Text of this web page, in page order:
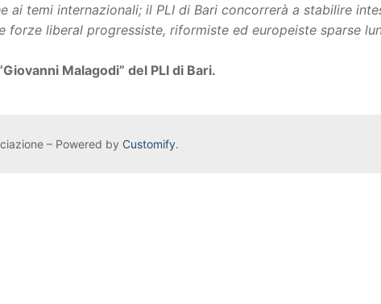
ai temi internazionali; il PLI di Bari concorrerà a stabilire
forze liberal progressiste, riformiste ed europeiste sparse
Malagodi” del PLI di Bari.
– Powered by Customify.